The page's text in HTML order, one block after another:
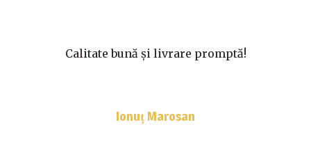
Calitate bună și livrare promptă!
Ionuț Marosan